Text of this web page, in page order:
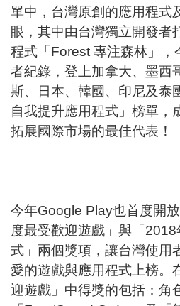
單中，台灣原創的應用程式
眼，其中由台灣獨立開發者
程式「Forest 專注森林」，
者紀錄，登上加拿大、墨西
斯、日本、韓國、印尼及泰
自我提升應用程式」榜單，
拓展國際市場的最佳代表！
今年Google Play也首度開
度最受歡迎遊戲」與「
式」兩個獎項，讓台灣使用
愛的遊戲與應用程式上榜。
迎遊戲」中得獎的包括：角